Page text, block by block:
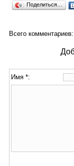
Поделиться…
Всего комментариев
Имя *: